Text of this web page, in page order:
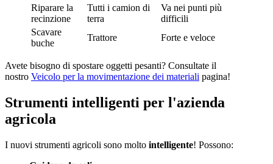
Riparare la
recinzione
Tutti i camion di
terra
Va nei punti più
difficili
Scavare
buche
Trattore Forte e veloce
Avete bisogno di spostare oggetti pesanti? Consultate il
nostro Veicolo per la movimentazione dei materiali pagina!
Strumenti intelligenti per l'azienda
agricola
I nuovi strumenti agricoli sono molto intelligente! Possono: